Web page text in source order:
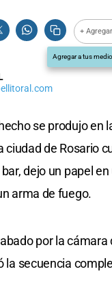
+
Agregar a tus
se produjo en
ciudad de Rosario
dejo un papel
arma de fuego.
por la cámara
la secuencia